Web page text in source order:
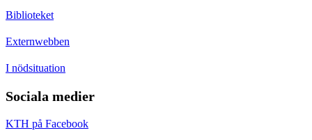
Biblioteket
Externwebben
I nödsituation
Sociala medier
KTH på Facebook